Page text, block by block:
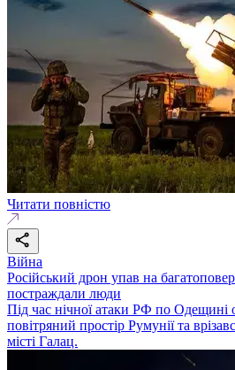
Читати повністю
Війна
Російський дрон упав на
постраждали люди
Під час нічної атаки РФ по Одещині
повітряний простір Румунії та
місті Галац.